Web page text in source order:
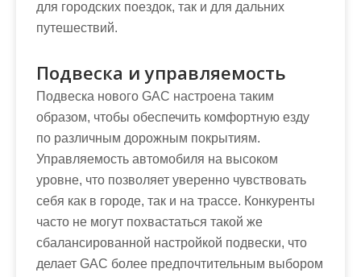
для городских поездок, так и для дальних
путешествий.
Подвеска и управляемость
Подвеска нового GAC настроена таким
образом, чтобы обеспечить комфортную езду
по различным дорожным покрытиям.
Управляемость автомобиля на высоком
уровне, что позволяет уверенно чувствовать
себя как в городе, так и на трассе. Конкуренты
часто не могут похвастаться такой же
сбалансированной настройкой подвески, что
делает GAC более предпочтительным выбором